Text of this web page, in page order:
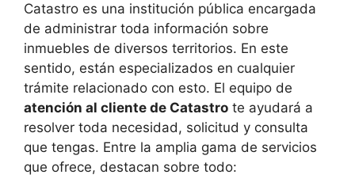
Catastro es una institución pública encargada
de administrar toda información sobre
inmuebles de diversos territorios. En este
sentido, están especializados en cualquier
trámite relacionado con esto. El equipo de
atención al cliente de Catastro te ayudará a
resolver toda necesidad, solicitud y consulta
que tengas. Entre la amplia gama de servicios
que ofrece, destacan sobre todo: